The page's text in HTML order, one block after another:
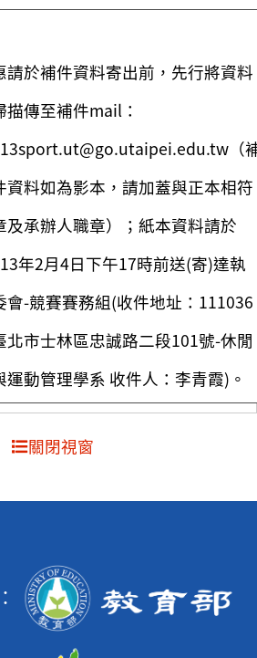
請於補件資料寄出前，先行將資料
描傳至補件mail：
（
資料如為影本，請加蓋與正本相符
及承辦人職章）；紙本資料請於
年2月4日下午17時前送(寄)達執
會-競賽賽務組(收件地址：111036
北市士林區忠誠路二段101號-休閒
運動管理學系 收件人：李青霞)。
關閉視窗